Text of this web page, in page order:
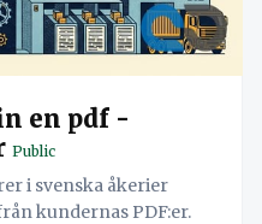
en pdf -
Public
i svenska åkerier
kundernas PDF:er.